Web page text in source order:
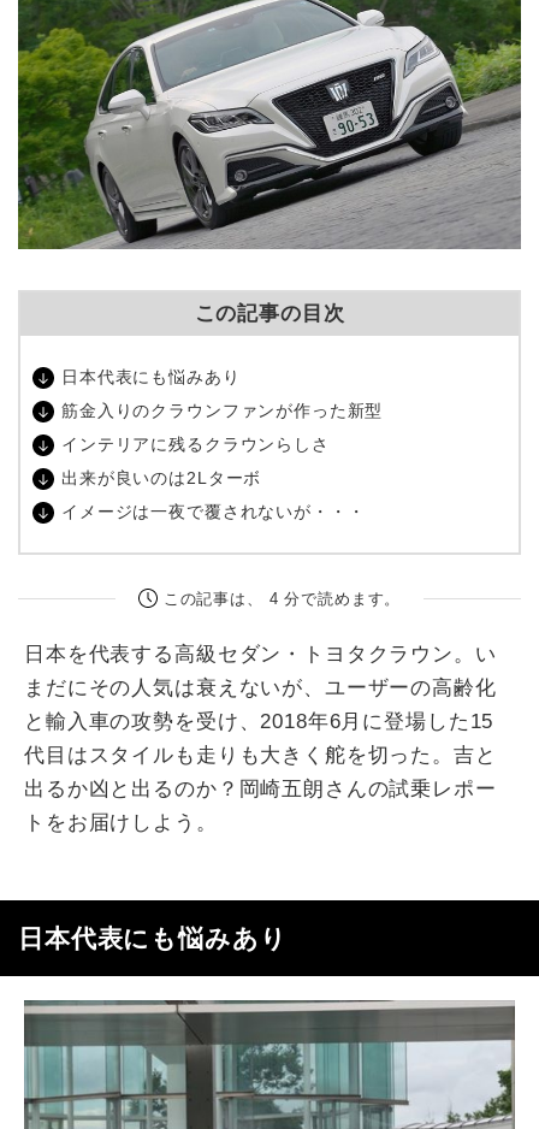
この記事の目次
日本代表にも悩みあり
筋金入りのクラウンファンが作った新型
インテリアに残るクラウンらしさ
出来が良いのは2Lターボ
イメージは一夜で覆されないが・・・
この記事は、 4 分で読めます。
日本を代表する高級セダン・トヨタクラウン。い
まだにその人気は衰えないが、ユーザーの高齢化
と輸入車の攻勢を受け、2018年6月に登場した15
代目はスタイルも走りも大きく舵を切った。吉と
出るか凶と出るのか？岡崎五朗さんの試乗レポー
トをお届けしよう。
日本代表にも悩みあり